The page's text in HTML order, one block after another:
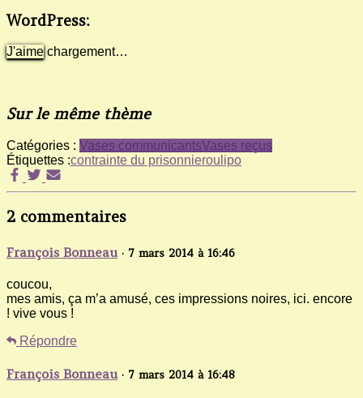
WordPress:
J'aime chargement…
Sur le même thème
Catégories : Vases communicantsVases reçus
Étiquettes :contrainte du prisonnieroulipo
2 commentaires
François Bonneau · 7 mars 2014 à 16:46
coucou,
mes amis, ça m’a amusé, ces impressions noires, ici. encore
! vive vous !
Répondre
François Bonneau · 7 mars 2014 à 16:48